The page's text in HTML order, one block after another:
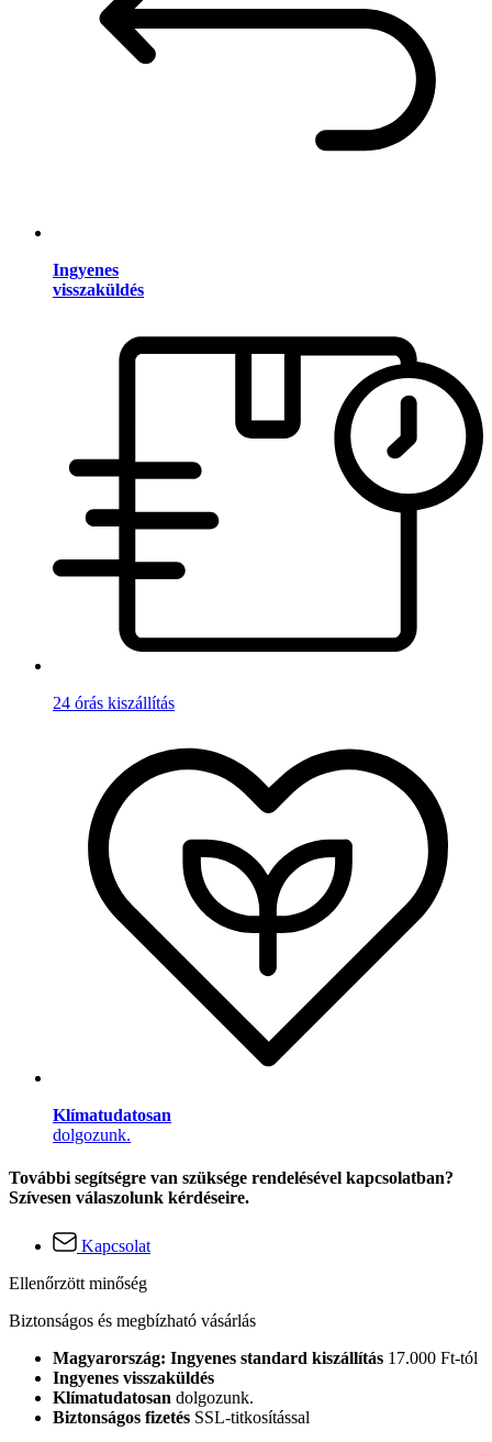
Ingyenes
visszaküldés
24 órás kiszállítás
Klímatudatosan
dolgozunk.
További segítségre van szüksége rendelésével kapcsolatban?
Szívesen válaszolunk kérdéseire.
Kapcsolat
Ellenőrzött minőség
Biztonságos és megbízható vásárlás
Magyarország: Ingyenes standard kiszállítás 17.000 Ft-tól
Ingyenes visszaküldés
Klímatudatosan dolgozunk.
Biztonságos fizetés SSL-titkosítással